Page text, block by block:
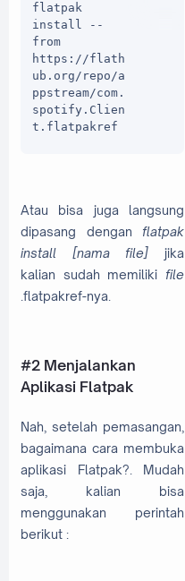
flatpak
install --
from
https://flath
ub.org/repo/a
ppstream/com.
spotify.Clien
t.flatpakref
Atau bisa juga langsung
dipasang dengan flatpak
install [nama file] jika
kalian sudah memiliki file
.flatpakref-nya.
#2 Menjalankan
Aplikasi Flatpak
Nah, setelah pemasangan,
bagaimana cara membuka
aplikasi Flatpak?. Mudah
saja, kalian bisa
menggunakan perintah
berikut :